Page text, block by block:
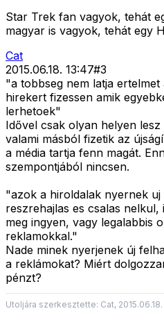
Star Trek fan vagyok, tehát
magyar is vagyok, tehát egy
Cat
2015.06.18. 13:47#3
"a tobbseg nem latja
hirekert fizessen amik
lerhetoek"
Idővel csak olyan helyen
valami másból fizetik az
a média tartja fenn magát.
szempontjából nincsen.
"azok a hiroldalak nyernek
reszrehajlas es csalas
meg ingyen, vagy legalabbis
reklamokkal."
Nade minek nyerjenek új
a reklámokat? Miért
pénzt?
Utoljára szerkesztette: Cat, 2015.06.18.